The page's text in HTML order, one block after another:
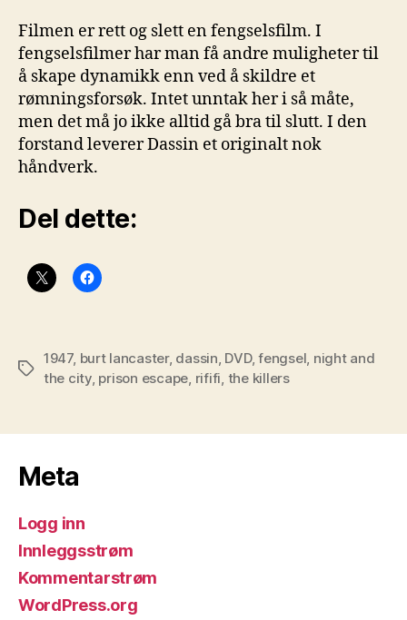
Filmen er rett og slett en fengselsfilm. I
fengselsfilmer har man få andre muligheter til
å skape dynamikk enn ved å skildre et
rømningsforsøk. Intet unntak her i så måte,
men det må jo ikke alltid gå bra til slutt. I den
forstand leverer Dassin et originalt nok
håndverk.
Del dette:
Stikkord
1947, burt lancaster, dassin DVD,fengsel night and
the city, prison escape rififi the killers
Meta
Logg inn
Innleggsstrøm
Kommentarstrøm
WordPress.org